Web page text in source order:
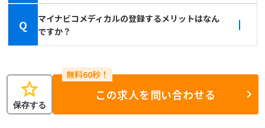
Q
マイナビコメディカルの登録するメリットはなん
ですか？
star
保存する
この求人を問い合わせる